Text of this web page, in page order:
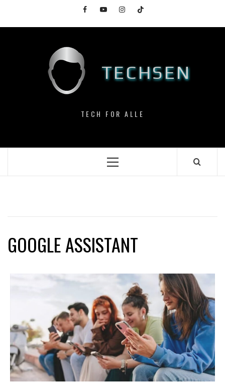
content
FacebookYouTubeInstagramTikTok
TECHSEN
TECH FOR ALLE
Primary
GOOGLE ASSISTANT